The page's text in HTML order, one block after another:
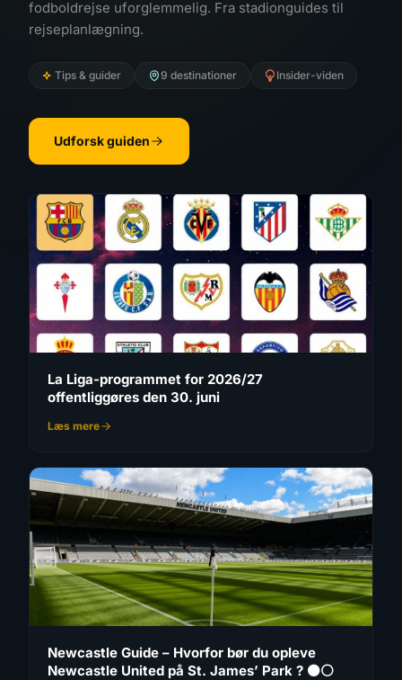
fodboldrejse uforglemmelig. Fra stadionguides til
rejseplanlægning.
Tips & guider 9 destinationer Insider-viden
Udforsk guiden
La Liga-programmet for 2026/27
offentliggøres den 30. juni
Læs mere
Newcastle Guide – Hvorfor bør du opleve
Newcastle United på St. James’ Park ? ⚫⚪